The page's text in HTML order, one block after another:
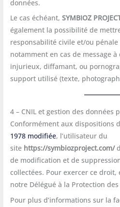
données.
Le cas échéant,SYMBIOZ
également la possibilité de
responsabilité civile et/ou pénale
notamment en cas de message
injurieux, diffamant, ou
support utilisé (texte,
4 – CNIL et gestion des données
Conformément aux dispositions
1978 modifiée, l’utilisateur du
site https://symbiozproject.com/
de modification et de
collectées. Pour exercer ce droit,
notre Délégué à la Protection des
Pour plus d’informations sur la